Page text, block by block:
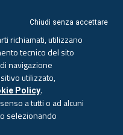
alle 6.00
Chiudi senza accettare
richiamati, utilizzano
tecnico del sito
navigazione
utilizzato,
Policy.
a tutti o ad alcuni
selezionando